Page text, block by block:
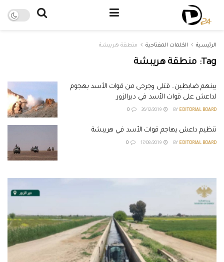
الرئيسية الكلمات المفتاحية منطقة هريبشة
Tag: منطقة هريبشة
بينهم ضابطين.. قتلى وجرحى من قوات الأسد بهجوم
لداعش على قوات الأسد في ديرالزور
BY EDITORIAL BOARD
تنظيم داعش يهاجم قوات الأسد في هريبشة
BY EDITORIAL BOARD